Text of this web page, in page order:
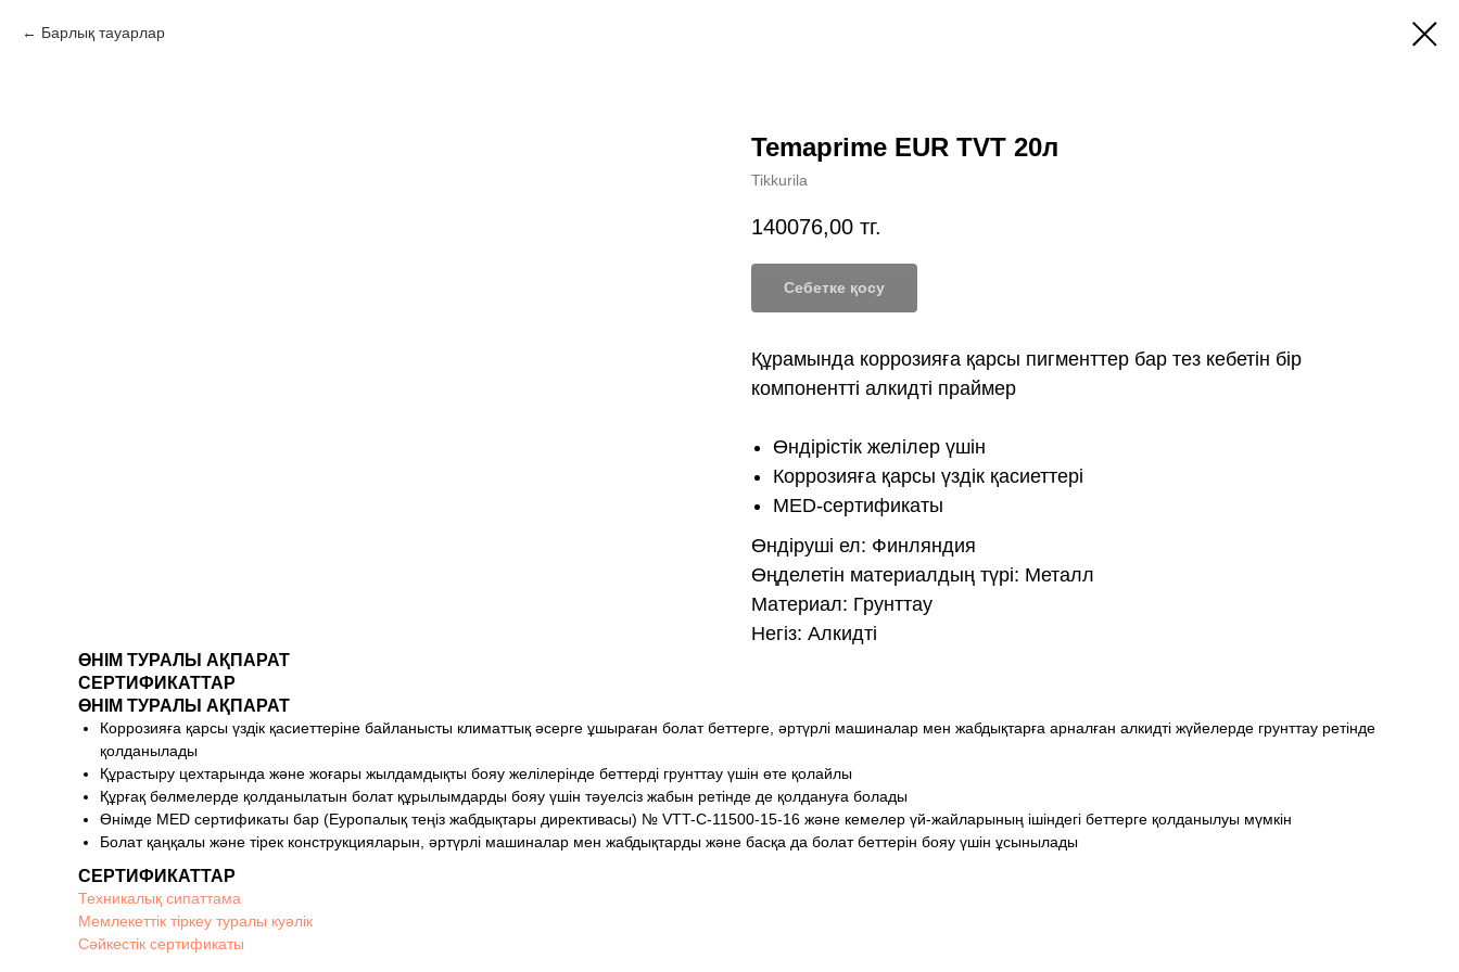
Барлық тауарлар
Temaprime EUR TVT 20л
Tikkurila
140076,00 тг.
Себетке қосу
Құрамында коррозияға қарсы пигменттер бар тез кебетін бір
компонентті алкидті праймер
Өндірістік желілер үшін
Коррозияға қарсы үздік қасиеттері
MED-сертификаты
Өндіруші ел: Финляндия
Өңделетін материалдың түрі: Металл
Материал: Грунттау
Негіз: Алкидті
ӨНІМ ТУРАЛЫ АҚПАРАТ
СЕРТИФИКАТТАР
ӨНІМ ТУРАЛЫ АҚПАРАТ
Коррозияға қарсы үздік қасиеттеріне байланысты климаттық әсерге ұшыраған болат беттерге, әртүрлі машиналар мен жабдықтарға арналған алкидті жүйелерде грунттау ретінде
қолданылады
Құрастыру цехтарында және жоғары жылдамдықты бояу желілерінде беттерді грунттау үшін өте қолайлы
Құрғақ бөлмелерде қолданылатын болат құрылымдарды бояу үшін тәуелсіз жабын ретінде де қолдануға болады
Өнімде MED сертификаты бар (Еуропалық теңіз жабдықтары директивасы) № VTT-C-11500-15-16 және кемелер үй-жайларының ішіндегі беттерге қолданылуы мүмкін
Болат қаңқалы және тірек конструкцияларын, әртүрлі машиналар мен жабдықтарды және басқа да болат беттерін бояу үшін ұсынылады
СЕРТИФИКАТТАР
Техникалық сипаттама
Мемлекеттік тіркеу туралы куәлік
Сәйкестік сертификаты